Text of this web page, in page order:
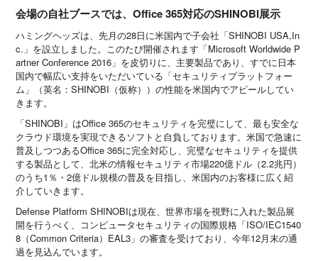
会場の自社ブースでは、Office 365対応のSHINOBI展示
ハミングヘッズは、先月の28日に米国内で子会社「SHINOBI USA,In
c.」を設立しました。このたび開催されます「Microsoft Worldwide P
artner Conference 2016」を皮切りに、主要製品であり、すでに日本
国内で幅広い支持をいただいている「セキュリティプラットフォー
ム」（英名：SHINOBI（仮称））の性能を米国内でアピールしてい
きます。
「SHINOBI」はOffice 365のセキュリティを完璧にして、最も安全な
クラウド環境を実現できるソフトと自負しております。米国で急速に
普及しつつあるOffice 365に完全対応し、完璧なセキュリティを提供
する製品として、北米の情報セキュリティ市場220億ドル（2.2兆円）
のうち1％・2億ドル規模の普及を目指し、米国内のお客様に広く紹
介していきます。
Defense Platform SHINOBIは現在、世界市場を視野に入れた製品展
開を行うべく、コンピュータセキュリティの国際規格「ISO/IEC1540
8（Common Criteria）EAL3」の審査を受けており、今年12月末の通
過を見込んでいます。